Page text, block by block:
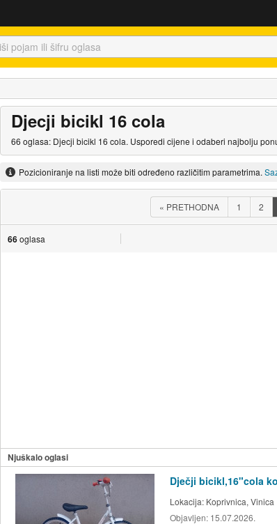
Djecji bicikl 16 cola
66 oglasa: Djecji bicikl 16 cola. Usporedi cijene i odaberi najbolju
Pozicioniranje na listi može biti određeno različitim parametrima.
« PRETHODNA 1 2
66oglasa
Njuškalo oglasi
Dječji bicikl,16"cola
Lokacija: Koprivnica, Vinica
Objavljen: 15.07.2026.